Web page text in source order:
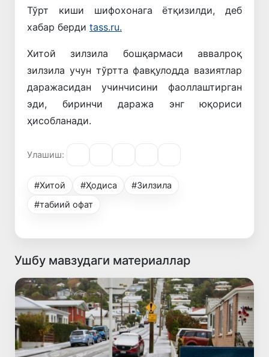
Тўрт киши шифохонага ётқизилди, деб
хабар берди tass.ru.
Хитой зилзила бошқармаси аввалроқ
зилзила учун тўртта фавқулодда вазиятлар
даражасидан учинчисини фаоллаштирган
эди, биринчи даража энг юқориси
ҳисобланади.
Улашиш:
#Хитой #Ҳодиса
#Зилзила
#табиий офат
Ушбу мавзудаги материаллар